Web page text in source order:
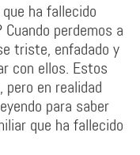
ha fallecido
perdemos a
triste, enfadado y
con ellos. Estos
pero en realidad
para saber
que ha fallecido